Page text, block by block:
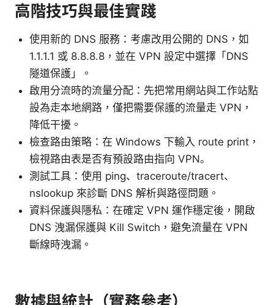
高階技巧與最佳實踐
使用新的 DNS 服務：考慮改用公開的 DNS，如
1.1.1.1 或 8.8.8.8，並在 VPN 設定中選擇「DNS
隧道保護」。
啟用分流時的流量分配：先把常用網站與工作站點
設為走本地網路，僅把需要保護的流量走 VPN，
降低干擾。
檢查路由策略：在 Windows 下輸入 route print，
檢視路由表是否有預設路由指向 VPN。
測試工具：使用 ping、traceroute/tracert、
nslookup 來診斷 DNS 解析與路徑問題。
資料保護與隱私：在確定 VPN 運作穩定後，開啟
DNS 洩漏保護與 Kill Switch，避免流量在 VPN
斷線時洩漏。
數據與統計（實務參考）